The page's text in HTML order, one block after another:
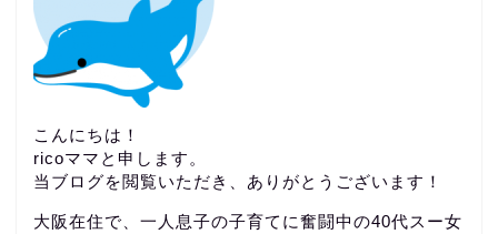
こんにちは！
ricoママと申します。
当ブログを閲覧いただき、ありがとうございます！
大阪在住で、一人息子の子育てに奮闘中の40代スー女